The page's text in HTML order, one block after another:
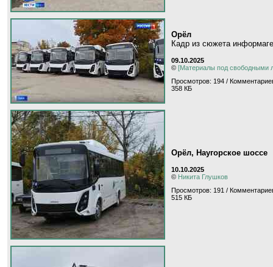
Орёл
Кадр из сюжета
09.10.2025
© [Материалы под свободными
Просмотров: 194 /
358 КБ
Орёл, Наугорское шоссе
10.10.2025
© Никита Глушков
Просмотров: 191 /
515 КБ